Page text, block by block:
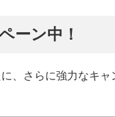
ーン中！
、さらに強力なキャ